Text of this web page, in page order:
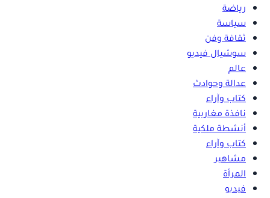
رياضة
سياسة
ثقافة وفن
سوشيال فيديو
عالم
عدالة وحوادث
كتاب وآراء
نافذة مغاربية
أنشطة ملكية
كتاب وآراء
مشاهير
المرأة
فيديو